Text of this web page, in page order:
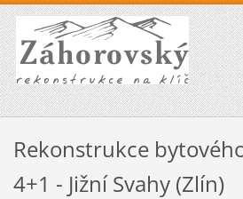
Rekonstrukce
4+1 - Jižní Svahy (Zlín)